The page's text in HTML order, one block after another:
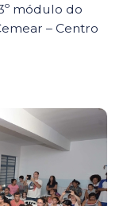
módulo do
– Centro